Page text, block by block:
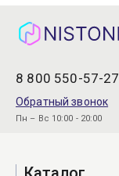
8 800 550-57-27
Обратный звонок
Пн – Вс 10:00 - 20:00